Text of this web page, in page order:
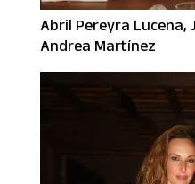
Abril Pereyra Lucena,
Andrea Martínez